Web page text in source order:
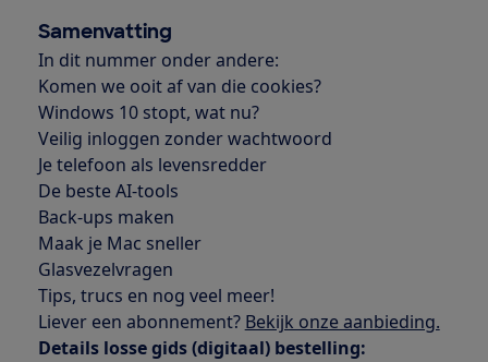
Samenvatting
In dit nummer onder andere:
Komen we ooit af van die cookies?
Windows 10 stopt, wat nu?
Veilig inloggen zonder wachtwoord
Je telefoon als levensredder
De beste AI-tools
Back-ups maken
Maak je Mac sneller
Glasvezelvragen
Tips, trucs en nog veel meer!
Liever een abonnement? Bekijk onze aanbieding.
Details losse gids (digitaal) bestelling: